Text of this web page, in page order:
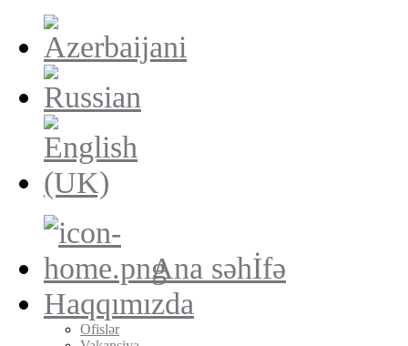
Ana səhİfə
Haqqımızda
Ofislər